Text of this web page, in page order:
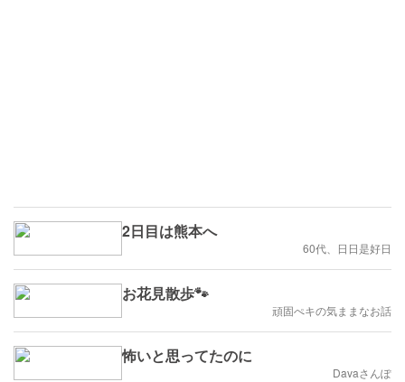
2日目は熊本へ
60代、日日是好日
お花見散歩🐾
頑固ぺキの気ままなお話
怖いと思ってたのに
Davaさんぽ